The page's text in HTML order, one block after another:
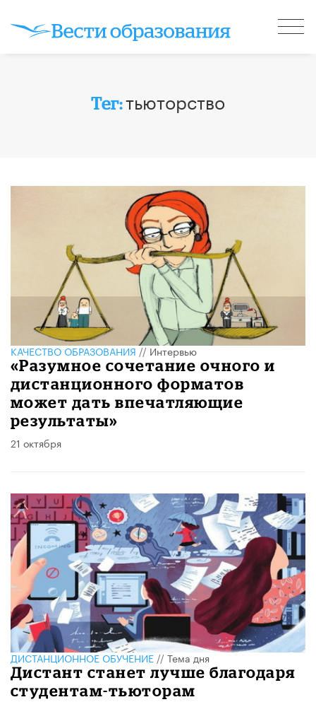
Тег:тьюторство
КАЧЕСТВО ОБРАЗОВАНИЯ//Интервью
«Разумное сочетание очного и
дистанционного форматов
может дать впечатляющие
результаты»
21 октября
ДИСТАНЦИОННОЕ ОБУЧЕНИЕ // Тема дня
Дистант станет лучше благодаря
студентам-тьюторам